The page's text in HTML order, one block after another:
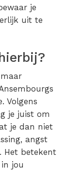
je
uit te
Volgens
je juist om
je dan niet
angst
Het betekent
jou